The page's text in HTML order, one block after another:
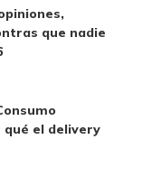
que nadie
qué el delivery